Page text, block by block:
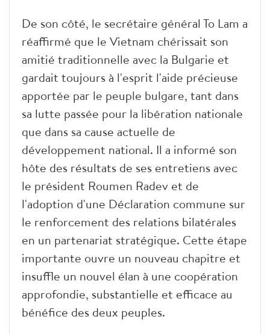
De son côté, le secrétaire général To Lam a
réaffirmé que le Vietnam chérissait son
amitié traditionnelle avec la Bulgarie et
gardait toujours à l'esprit l'aide précieuse
apportée par le peuple bulgare, tant dans
sa lutte passée pour la libération nationale
que dans sa cause actuelle de
développement national. Il a informé son
hôte des résultats de ses entretiens avec
le président Roumen Radev et de
l'adoption d'une Déclaration commune sur
le renforcement des relations bilatérales
en un partenariat stratégique. Cette étape
importante ouvre un nouveau chapitre et
insuffle un nouvel élan à une coopération
approfondie, substantielle et efficace au
bénéfice des deux peuples.